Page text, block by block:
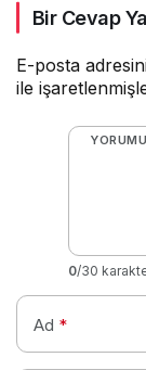
Bir Cevap
E-posta
ile
0/30
Ad *